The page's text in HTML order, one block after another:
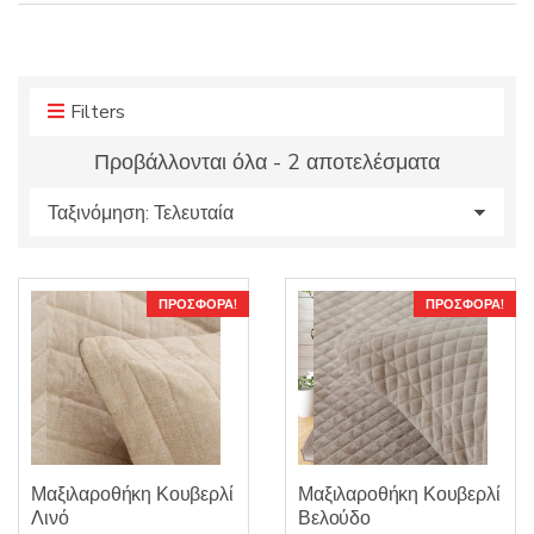
r
r
Filters
Προβάλλονται όλα - 2 αποτελέσματαSorted
latest
ΠΡΟΣΦΟΡΆ!
Μαξιλαροθήκη Κουβερλί
Λινό
ΠΡΟΣΦΟΡΆ!
Μαξιλαροθήκη Κουβερλί
Βελούδο